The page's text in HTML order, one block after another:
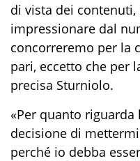
di vista dei
impressionare dal
concorreremo per la
pari, eccetto che per
precisa Sturniolo.
«Per quanto
decisione di
perché io debba